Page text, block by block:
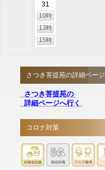
31
10時
13時
15時
さつき菩提苑の詳細ページ
さつき菩提苑の
詳細ページへ行く
コロナ対策